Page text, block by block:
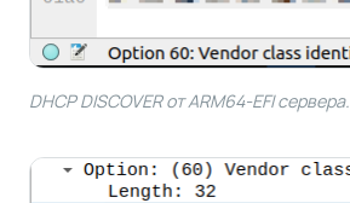
DHCP DISCOVER от ARM64-EFI сервера.